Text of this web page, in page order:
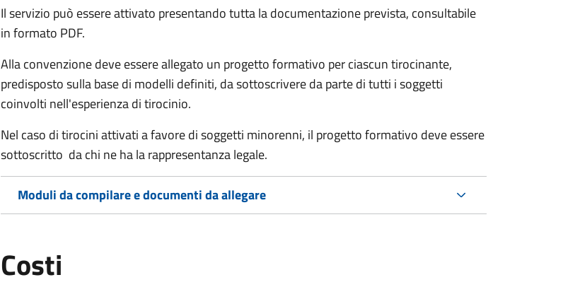
Il servizio può essere attivato presentando tutta la documentazione prevista, consultabile
in formato PDF.
Alla convenzione deve essere allegato un progetto formativo per ciascun tirocinante,
predisposto sulla base di modelli definiti, da sottoscrivere da parte di tutti i soggetti
coinvolti nell'esperienza di tirocinio.
Nel caso di tirocini attivati a favore di soggetti minorenni, il progetto formativo deve essere
sottoscritto da chi ne ha la rappresentanza legale.
Moduli da compilare e documenti da allegare
Costi